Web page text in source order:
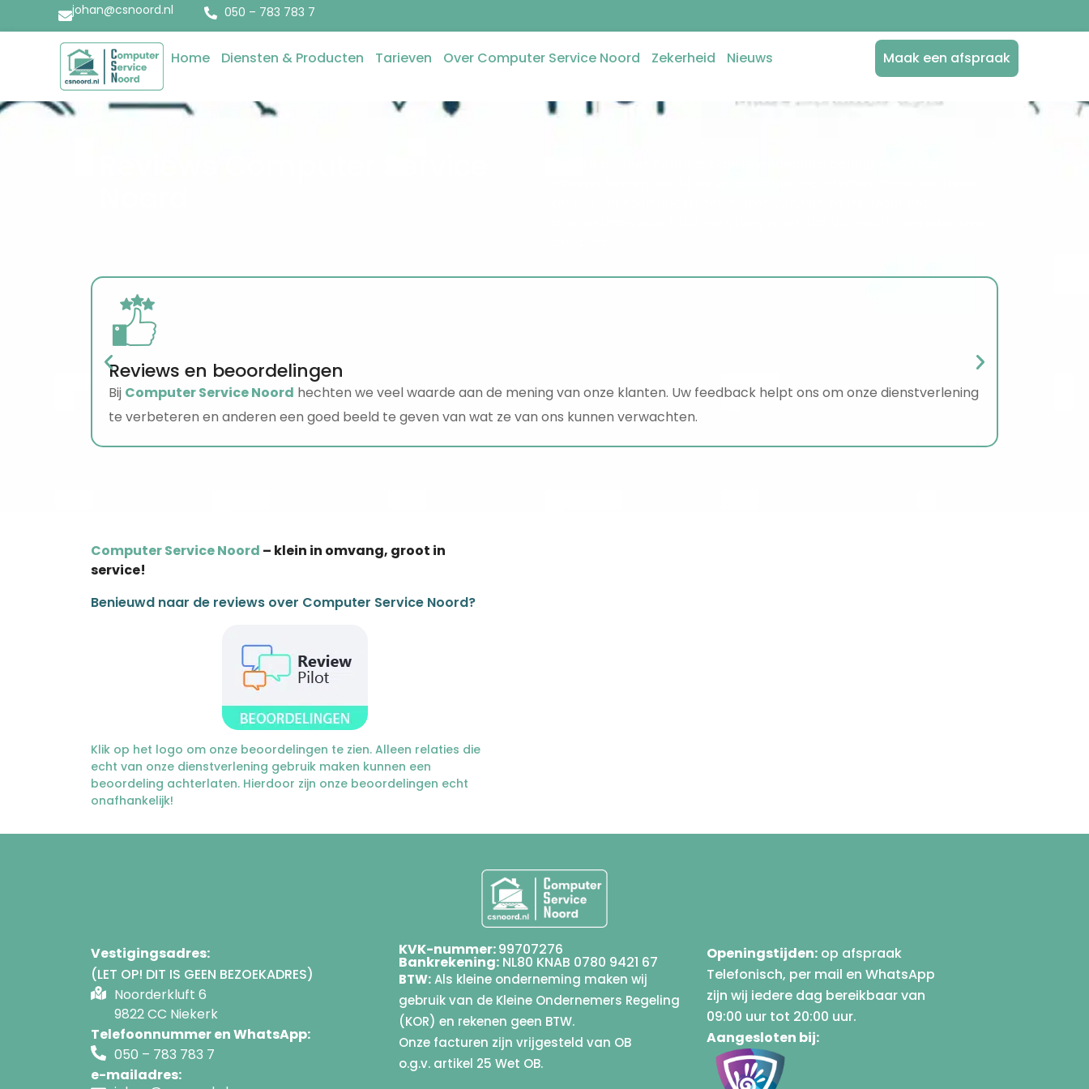
johan@csnoord.nl 050 – 783 783 7
Home Diensten & Producten Tarieven Over Computer Service Noord Zekerheid Nieuws Maak een afspraak
Reviews en beoordelingen
Bij Computer Service Noord hechten we veel waarde aan de mening van onze klanten. Uw feedback helpt ons om onze dienstverlening
te verbeteren en anderen een goed beeld te geven van wat ze van ons kunnen verwachten.
Computer Service Noord – klein in omvang, groot in
service!
Benieuwd naar de reviews over Computer Service Noord?
Klik op het logo om onze beoordelingen te zien. Alleen relaties die
echt van onze dienstverlening gebruik maken kunnen een
beoordeling achterlaten. Hierdoor zijn onze beoordelingen echt
onafhankelijk!
Vestigingsadres:
(LET OP! DIT IS GEEN BEZOEKADRES)
Noorderkluft 6
9822 CC Niekerk
Telefoonnummer en WhatsApp:
050 – 783 783 7
e-mailadres:
KVK-nummer:99707276
Bankrekening: NL80 KNAB 0780 9421 67
BTW:Als kleine onderneming maken wij
gebruik van de Kleine Ondernemers Regeling
(KOR) en rekenen geen BTW.
Onze facturen zijn vrijgesteld van OB
o.g.v. artikel 25 Wet OB.
Openingstijden: op afspraak
Telefonisch, per mail en WhatsApp
zijn wij iedere dag bereikbaar van
09:00 uur tot 20:00 uur.
Aangesloten bij: